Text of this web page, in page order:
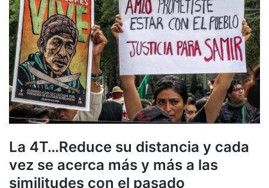
La 4T…Reduce su distancia y cada
vez se acerca más y más a las
similitudes con el pasado